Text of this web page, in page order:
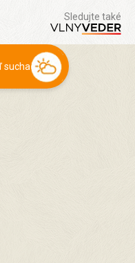
Sledujte také
sucha